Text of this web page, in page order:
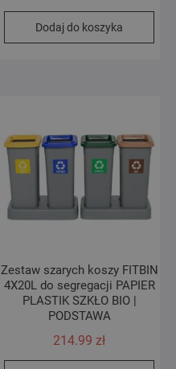
Dodaj do koszyka
Zestaw szarych koszy FITBIN
4X20L do segregacji PAPIER
PLASTIK SZKŁO BIO |
PODSTAWA
214.99 zł